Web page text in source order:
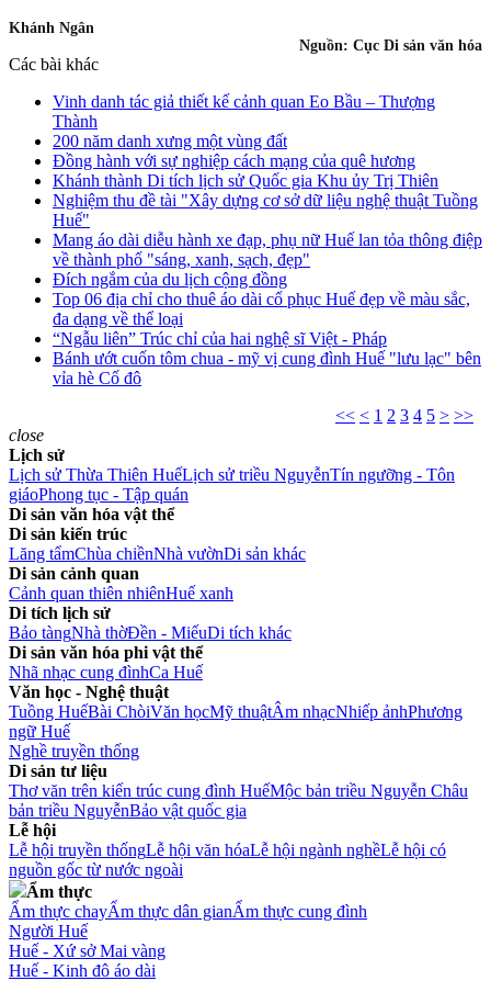
Khánh Ngân
Nguồn: Cục Di sản văn hóa
Các bài khác
Vinh danh tác giả thiết kế cảnh quan Eo Bầu – Thượng
Thành
200 năm danh xưng một vùng đất
Đồng hành với sự nghiệp cách mạng của quê hương
Khánh thành Di tích lịch sử Quốc gia Khu ủy Trị Thiên
Nghiệm thu đề tài "Xây dựng cơ sở dữ liệu nghệ thuật Tuồng
Huế"
Mang áo dài diễu hành xe đạp, phụ nữ Huế lan tỏa thông điệp
về thành phố "sáng, xanh, sạch, đẹp"
Đích ngắm của du lịch cộng đồng
Top 06 địa chỉ cho thuê áo dài cổ phục Huế đẹp về màu sắc,
đa dạng về thể loại
“Ngẫu liên” Trúc chỉ của hai nghệ sĩ Việt - Pháp
Bánh ướt cuốn tôm chua - mỹ vị cung đình Huế "lưu lạc" bên
vỉa hè Cố đô
<< < 1 2 3 4 5 > >>
close
Lịch sử
Lịch sử Thừa Thiên HuếLịch sử triều NguyễnTín ngưỡng - Tôn
giáoPhong tục - Tập quán
Di sản văn hóa vật thể
Di sản kiến trúc
Lăng tẩmChùa chiềnNhà vườnDi sản khác
Di sản cảnh quan
Cảnh quan thiên nhiênHuế xanh
Di tích lịch sử
Bảo tàngNhà thờĐền - MiếuDi tích khác
Di sản văn hóa phi vật thể
Nhã nhạc cung đìnhCa Huế
Văn học - Nghệ thuật
Tuồng HuếBài ChòiVăn họcMỹ thuậtÂm nhạcNhiếp ảnhPhương
ngữ Huế
Nghề truyền thống
Di sản tư liệu
Thơ văn trên kiến trúc cung đình HuếMộc bản triều Nguyễn Châu
bản triều NguyễnBảo vật quốc gia
Lễ hội
Lễ hội truyền thốngLễ hội văn hóaLễ hội ngành nghềLễ hội có
nguồn gốc từ nước ngoài
Ẩm thực
Ẩm thực chayẨm thực dân gianẨm thực cung đình
Người Huế
Huế - Xứ sở Mai vàng
Huế - Kinh đô áo dài